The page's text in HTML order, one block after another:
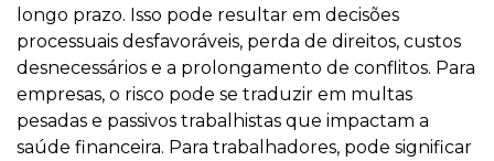
longo prazo. Isso pode resultar em decisões
processuais desfavoráveis, perda de direitos, custos
desnecessários e a prolongamento de conflitos. Para
empresas, o risco pode se traduzir em multas
pesadas e passivos trabalhistas que impactam a
saúde financeira. Para trabalhadores, pode significar